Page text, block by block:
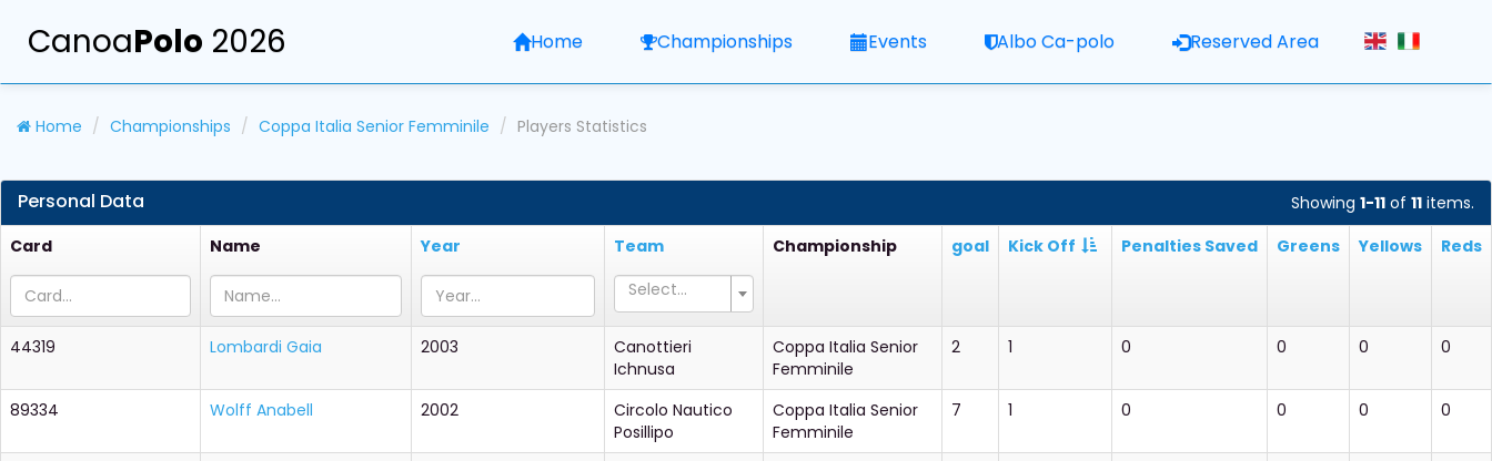
CanoaPolo 2026 Home Championships Events Albo Ca-polo Reserved Area
Home Championships Coppa Italia Senior Femminile Players Statistics
Showing 1-11 of 11 items.
Personal Data
Card Name Year Team Championship goal Kick Off Penalties Saved Greens Yellows
Reds
Select...
44319 Lombardi Gaia 2003
Canottieri
Ichnusa
Coppa Italia Senior
Femminile
2 1 0 0 0 0
89334 Wolff Anabell 2002
Circolo Nautico
Posillipo
Coppa Italia Senior
Femminile
7 1 0 0 0 0